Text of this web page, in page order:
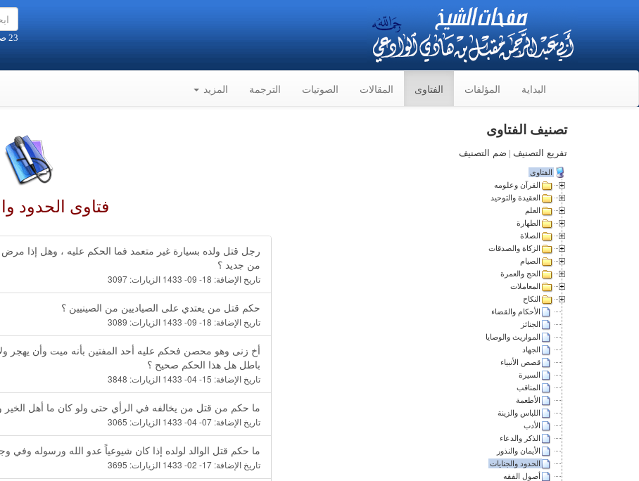
23 صفر 1448هـ الموافق 6-8-2026م
البداية المؤلفات الفتاوى المقالات الصوتيات الترجمة المزيد
فتاوى الحدود
رجل قتل ولده بسيارة غير متعمد فما الحكم عليه ، وهل إذا
من جديد ؟
تاريخ الإضافة: 18- 09- 1433 الزيارات: 3097
حكم قتل من يعتدي على الصياديين من الصينيين ؟
تاريخ الإضافة: 18- 09- 1433 الزيارات: 3089
أخ زنى وهو محصن فحكم عليه أحد المفتين بأنه ميت وأن يهجر
باطل هل هذا الحكم صحيح ؟
تاريخ الإضافة: 15- 04- 1433 الزيارات: 3848
ما حكم من قتل من يخالفه في الرأي حتى ولو كان ما أهل الخير
تاريخ الإضافة: 07- 04- 1433 الزيارات: 3065
ما حكم قتل الوالد لولده إذا كان شيوعياً عدو الله ورسوله
تاريخ الإضافة: 17- 02- 1433 الزيارات: 3695
تصنيف الفتاوى
تفريع التصنيف | ضم التصنيف
الفتاوى
القرآن وعلومه
العقيدة والتوحيد
العلم
الطهارة
الصلاة
الزكاة والصدقات
الصيام
الحج والعمرة
المعاملات
النكاح
الأحكام والقضاء
الجنائز
المواريث والوصايا
الجهاد
قصص الأنبياء
السيرة
المناقب
الأطعمة
اللباس والزينة
الأدب
الذكر والدعاء
الأيمان والنذور
الحدود والجنايات
أصول الفقه